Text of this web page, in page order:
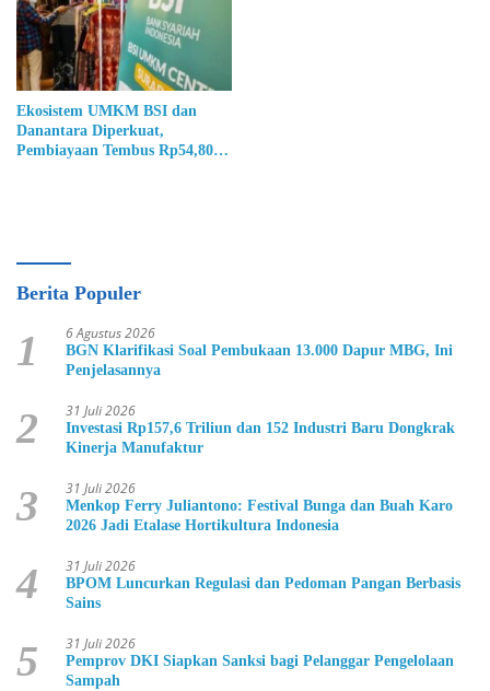
Ekosistem UMKM BSI dan
Danantara Diperkuat,
Pembiayaan Tembus Rp54,80
Berita Populer
1 6 Agustus 2026
BGN Klarifikasi Soal Pembukaan 13.000 Dapur MBG, Ini
Penjelasannya
2 31 Juli 2026
Investasi Rp157,6 Triliun dan 152 Industri Baru Dongkrak
Kinerja Manufaktur
3 31 Juli 2026
Menkop Ferry Juliantono: Festival Bunga dan Buah Karo
2026 Jadi Etalase Hortikultura Indonesia
4 31 Juli 2026
BPOM Luncurkan Regulasi dan Pedoman Pangan Berbasis
Sains
5 31 Juli 2026
Pemprov DKI Siapkan Sanksi bagi Pelanggar Pengelolaan
Sampah